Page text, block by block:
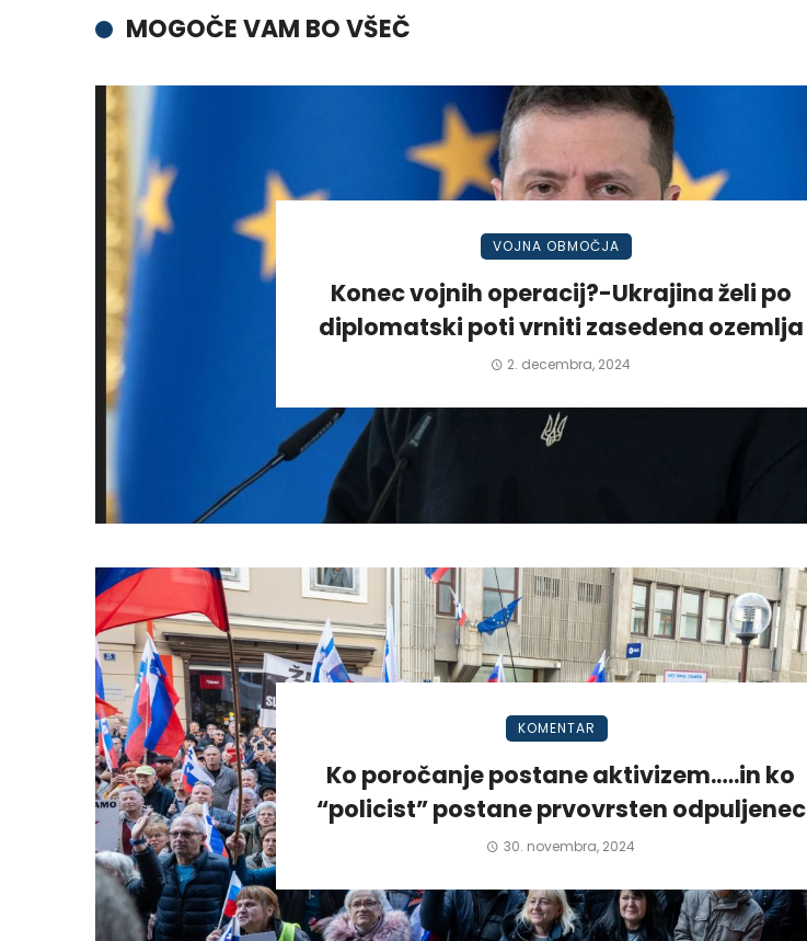
MOGOČE VAM BO VŠEČ
VOJNA OBMOČJA
Konec vojnih operacij?-Ukrajina želi po
diplomatski poti vrniti zasedena ozemlja
2. decembra, 2024
KOMENTAR
Ko poročanje postane aktivizem.….in ko
“policist” postane prvovrsten odpuljenec
30. novembra, 2024